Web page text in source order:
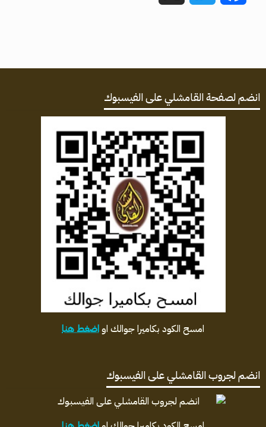
انضم لصفحة القامشلي على الفيسبوك
امسح الكود بكاميرا جوالك اواضغط هنا
انضم لجروب القامشلي على الفيسبوك